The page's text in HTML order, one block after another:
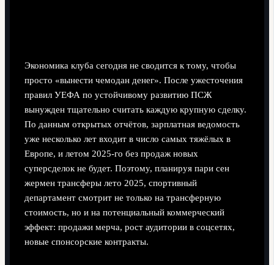
Экономика клуба сегодня не сводится к тому, чтобы
просто «вынести чемодан денег». После ужесточения
правил УЕФА по устойчивому развитию ПСЖ
вынужден тщательно считать каждую крупную сделку.
По данным открытых отчётов, зарплатная ведомость
уже несколько лет входит в число самых тяжёлых в
Европе, и летом 2025‑го без продаж новых
суперсделок не будет. Поэтому, планируя пари сен
жермен трансферы лето 2025, спортивный
департамент смотрит не только на трансферную
стоимость, но и на потенциальный коммерческий
эффект: продажи мерча, рост аудитории в соцсетях,
новые спонсорские контракты.